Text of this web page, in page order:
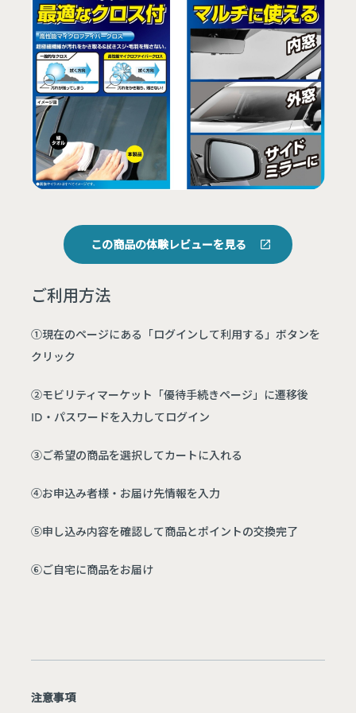
この商品の体験レビューを見る
ご利用方法
①現在のページにある「ログインして利用する」ボタンを
クリック
②モビリティマーケット「優待手続きページ」に遷移後
ID・パスワードを入力してログイン
③ご希望の商品を選択してカートに入れる
④お申込み者様・お届け先情報を入力
⑤申し込み内容を確認して商品とポイントの交換完了
⑥ご自宅に商品をお届け
注意事項